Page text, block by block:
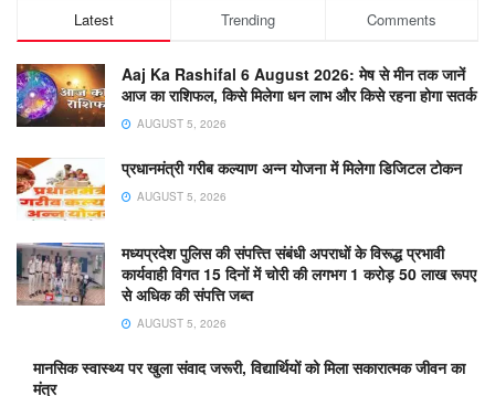
Latest Trending Comments
Aaj Ka Rashifal 6 August 2026: मेष से मीन तक जानें
आज का राशिफल, किसे मिलेगा धन लाभ और किसे रहना होगा सतर्क
AUGUST 5, 2026
प्रधानमंत्री गरीब कल्याण अन्न योजना में मिलेगा डिजिटल टोकन
AUGUST 5, 2026
मध्यप्रदेश पुलिस की संपत्त्ति संबंधी अपराधों के विरूद्ध प्रभावी
कार्यवाही विगत 15 दिनों में चोरी की लगभग 1 करोड़ 50 लाख रूपए
से अधिक की संपत्ति जब्‍त
AUGUST 5, 2026
मानसिक स्वास्थ्य पर खुला संवाद जरूरी, विद्यार्थियों को मिला सकारात्मक जीवन का
मंत्र